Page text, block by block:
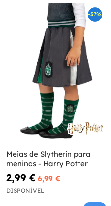
-57%
Meias de Slytherin para
meninas - Harry Potter
2,99 € 6,99 €
DISPONÍVEL